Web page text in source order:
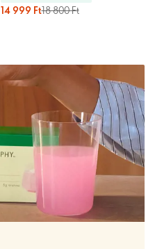
14 999 Ft18 800 Ft